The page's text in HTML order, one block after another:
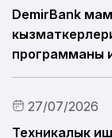
DemirBank
программаны
27/07/2026
Техникалык